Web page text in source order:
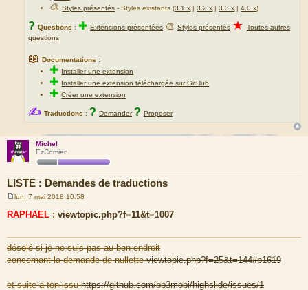
🎨Styles présentés - Styles existants (3.1.x |3.2.x |3.3.x |4.0.x)
? Questions : ✚ Extensions présentées 🎨 Styles présentés ★ Toutes autres
questions
📖 Documentations :
✚ Installer une extension
✚ Installer une extension téléchargée sur GitHub
✚Créer une extension
✍ Traductions : ? Demander ? Proposer
Michel
EzComien
LISTE : Demandes de traductions
e
s
a
g
e
lun. 7 mai 2018 10:58
RAPHAEL : viewtopic.php?f=11&t=1007
désolé si je ne suis pas au bon endroit
concernant la demande de nulletteviewtopic.php?f=25&t=144#p1619
et suite a ton issuhttps://github.com/bb3mobi/highslide/issues/1